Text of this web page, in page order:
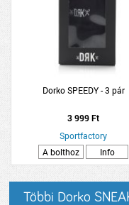
Dorko SPEEDY - 3 pár
3 999 Ft
Sportfactory
A bolthoz
Info
Többi Dorko